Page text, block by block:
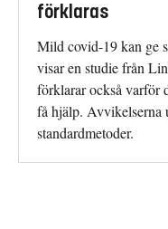
förklaras
Mild covid-19 kan ge
visar en studie från
förklarar också varför
få hjälp. Avvikelserna
standardmetoder.